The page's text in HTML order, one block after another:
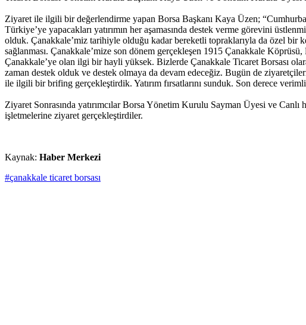
Ziyaret ile ilgili bir değerlendirme yapan Borsa Başkanı Kaya Üzen;
Türkiye’ye yapacakları yatırımın her aşamasında destek verme görevini
olduk. Çanakkale’miz tarihiyle olduğu kadar bereketli topraklarıyla da özel bir
sağlanması. Çanakkale’mize son dönem gerçekleşen 1915 Çanakkale
Çanakkale’ye olan ilgi bir hayli yüksek. Bizlerde Çanakkale Ticaret Borsası
zaman destek olduk ve destek olmaya da devam edeceğiz. Bugün de
ile ilgili bir brifing gerçekleştirdik. Yatırım fırsatlarını sunduk. Son derece
Ziyaret Sonrasında yatırımcılar Borsa Yönetim Kurulu Sayman Üyesi ve
işletmelerine ziyaret gerçekleştirdiler.
Kaynak: Haber Merkezi
#çanakkale ticaret borsası